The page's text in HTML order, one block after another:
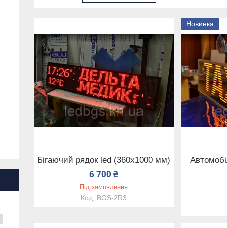
Бігаючий рядок led (360х1000 мм)
6 700 ₴
Під замовлення
BGS-2R3
Новинка